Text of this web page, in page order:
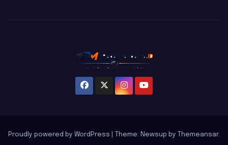
Proudly powered by WordPress Theme: Newsup by Themeansar.